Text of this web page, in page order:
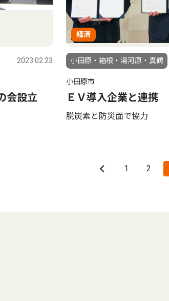
2023.02.23
会設立
経済
小田原・箱根・湯河原・真鶴
小田原市
ＥＶ導入企業と連携
脱炭素と防災面で協力
1 2